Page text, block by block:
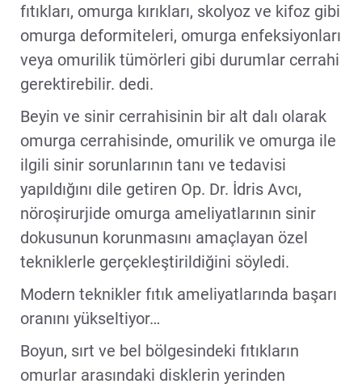
fıtıkları, omurga kırıkları, skolyoz ve kifoz gibi
omurga deformiteleri, omurga enfeksiyonları
veya omurilik tümörleri gibi durumlar cerrahi
gerektirebilir. dedi.
Beyin ve sinir cerrahisinin bir alt dalı olarak
omurga cerrahisinde, omurilik ve omurga ile
ilgili sinir sorunlarının tanı ve tedavisi
yapıldığını dile getiren Op. Dr. İdris Avcı,
nöroşirurjide omurga ameliyatlarının sinir
dokusunun korunmasını amaçlayan özel
tekniklerle gerçekleştirildiğini söyledi.
Modern teknikler fıtık ameliyatlarında başarı
oranını yükseltiyor…
Boyun, sırt ve bel bölgesindeki fıtıkların
omurlar arasındaki disklerin yerinden